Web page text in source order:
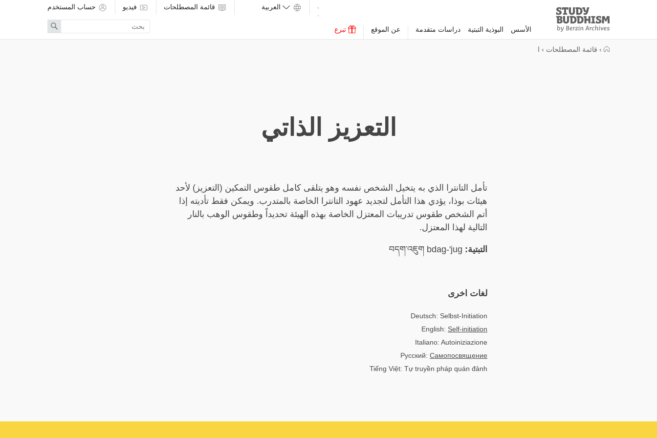
Study
Buddhism
Home
الأسس البوذية التبتية دراسات متقدمة عن الموقع تبرع
قائمة المصطلحات فيديو حساب المستخدم
search
term
Search
› قائمة المصطلحات › ا
التعزيز الذاتي
تأمل التانترا الذي به يتخيل الشخص نفسه وهو يتلقى كامل طقوس التمكين (التعزيز) لأحد
هيئات بوذا، يؤدي هذا التأمل لتجديد عهود التانترا الخاصة بالمتدرب. ويمكن فقط تأديته إذا
أتم الشخص طقوس تدريبات المعتزل الخاصة بهذه الهيئة تحديداً وطقوس الوهب بالنار
التالية لهذا المعتزل.
التبتية:
لغات اخرى
Deutsch: Selbst-Initiation
English: Self-initiation
Italiano: Autoiniziazione
Русский: Самопосвящение
Tiếng Việt: Tự truyền pháp quán đảnh